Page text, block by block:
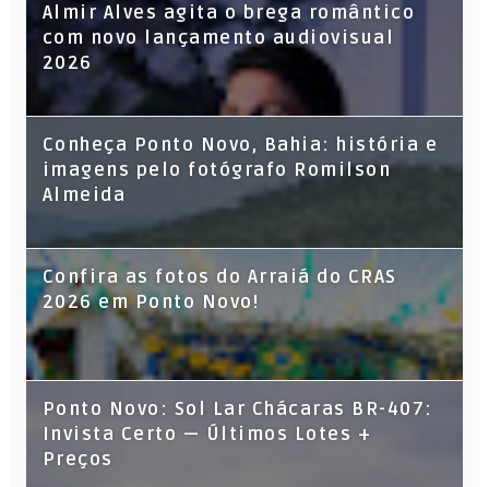
Almir Alves agita o brega romântico
com novo lançamento audiovisual
2026
Conheça Ponto Novo, Bahia: história e
imagens pelo fotógrafo Romilson
Almeida
Confira as fotos do Arraiá do CRAS
2026 em Ponto Novo!
Ponto Novo: Sol Lar Chácaras BR-407:
Invista Certo — Últimos Lotes +
Preços